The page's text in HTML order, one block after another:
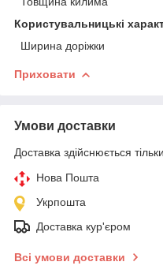
Користувальницькі
Ширина доріжки
Приховати
Умови доставки
Доставка здійснюється
Нова Пошта
Укрпошта
Доставка кур'єром
Всі умови доставки